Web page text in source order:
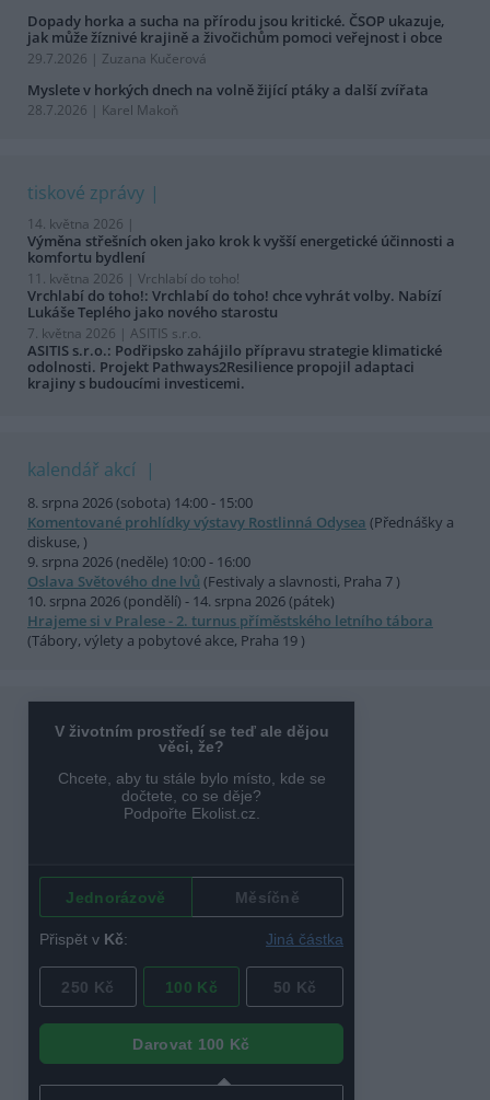
Dopady horka a sucha na přírodu jsou kritické. ČSOP ukazuje,
jak může žíznivé krajině a živočichům pomoci veřejnost i obce
29.7.2026 | Zuzana Kučerová
Myslete v horkých dnech na volně žijící ptáky a další zvířata
28.7.2026 | Karel Makoň
tiskové zprávy
14. května 2026 |
Výměna střešních oken jako krok k vyšší energetické účinnosti a
komfortu bydlení
11. května 2026 | Vrchlabí do toho!
Vrchlabí do toho!: Vrchlabí do toho! chce vyhrát volby. Nabízí
Lukáše Teplého jako nového starostu
7. května 2026 | ASITIS s.r.o.
ASITIS s.r.o.: Podřipsko zahájilo přípravu strategie klimatické
odolnosti. Projekt Pathways2Resilience propojil adaptaci
krajiny s budoucími investicemi.
kalendář akcí
8. srpna 2026 (sobota) 14:00 - 15:00
Komentované prohlídky výstavy Rostlinná Odysea (Přednášky a
diskuse, )
9. srpna 2026 (neděle) 10:00 - 16:00
Oslava Světového dne lvů (Festivaly a slavnosti, Praha 7 )
10. srpna 2026 (pondělí) - 14. srpna 2026 (pátek)
Hrajeme si v Pralese - 2. turnus příměstského letního tábora
(Tábory, výlety a pobytové akce, Praha 19 )